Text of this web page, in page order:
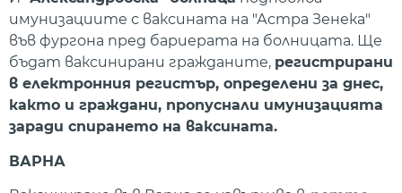
имунизациите с ваксината на "Астра Зенека"
във фургона пред бариерата на болницата. Ще
бъдат ваксинирани гражданите, регистрирани
в електронния регистър, определени за днес,
както и граждани, пропуснали имунизацията
заради спирането на ваксината.
ВАРНА